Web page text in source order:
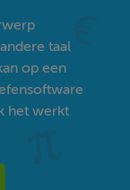
taal
op een
het werkt